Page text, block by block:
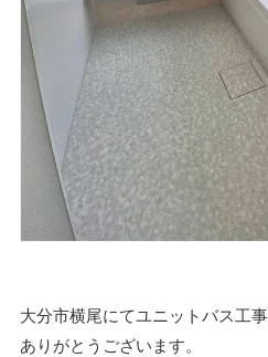
大分市横尾にてユニットバス工事
ありがとうございます。